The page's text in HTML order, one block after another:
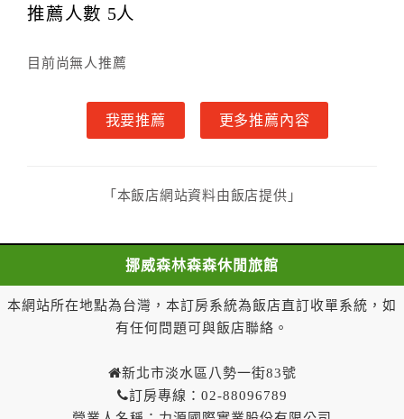
雙方另有約定者，從其約定。第五條（付款方式）
式。
第七條（甲方解約時定金之退還）
準返還已繳之預收房價總金額：
二、 甲方解約通知於預定住宿日前第一日至第二日
三、 甲方解約通知於預定住宿日當日到達或未為解
約通知者，乙方得不退還預收約定房價總金額。
一、甲方解約通知於預定住宿日當日前到達者，得請求
乙方於一年內保留已付金額作為甲方日後消費折抵使
用。乙方不得對甲方已付金額的折抵使用作不合理之限
推薦人數 5人
目前尚無人推薦
我要推薦 更多推薦內容
「本飯店網站資料由飯店提供」
挪威森林森森休閒旅館
本網站所在地點為台灣，本訂房系統為飯店直訂收單系統，如
有任何問題可與飯店聯絡。
新北市淡水區八勢一街83號
訂房專線：02-88096789